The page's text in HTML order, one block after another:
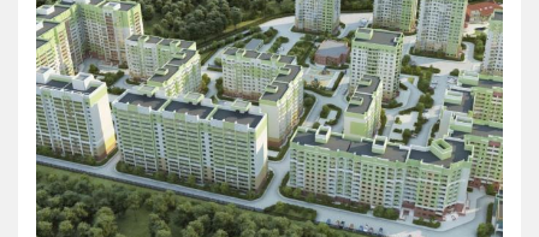
Все
₽/м² млн ₽
Цена
от до
Общая площадь, м²
от до
Срок сдачи